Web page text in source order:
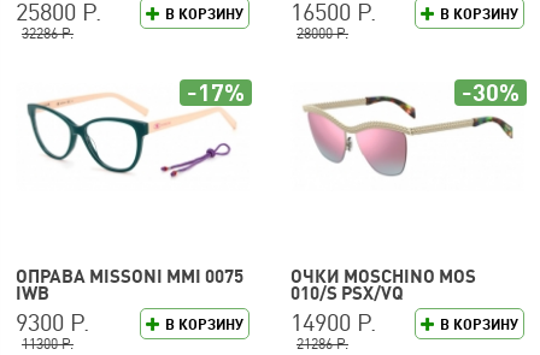
В КОРЗИНУ
25800 Р.
32286 Р.
В КОРЗИНУ
16500 Р.
28000 Р.
ОПРАВА MISSONI MMI 0075
IWB
В КОРЗИНУ
9300 Р.
11300 Р.
-17%
ОЧКИ MOSCHINO MOS
010/S PSX/VQ
В КОРЗИНУ
14900 Р.
21286 Р.
-30%